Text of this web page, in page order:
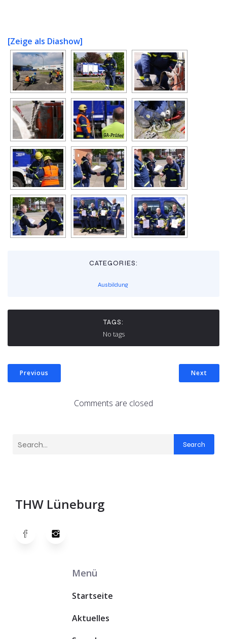
[Zeige als Diashow]
CATEGORIES:
Ausbildung
TAGS:
No tags
Previous Next
Comments are closed
Search
THW Lüneburg
Menü
Startseite
Aktuelles